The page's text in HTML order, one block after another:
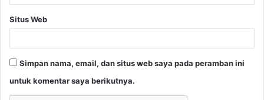
Situs Web
Simpan nama, email, dan situs web saya pada peramban ini
untuk komentar saya berikutnya.